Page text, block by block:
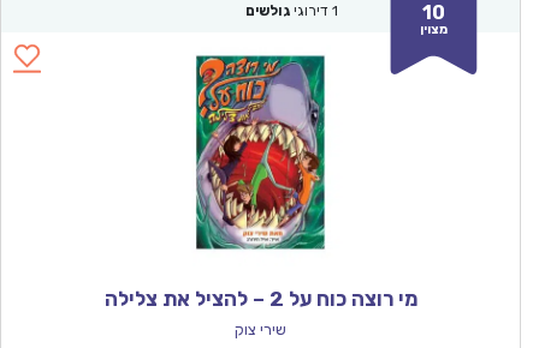
10
מצוין
1 דירוגי גולשים
מי רוצה כוח על 2 – להציל את צלילה
שירי צוק